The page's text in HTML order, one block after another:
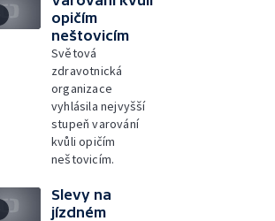
opičím
neštovicím
Světová
zdravotnická
organizace
vyhlásila nejvyšší
stupeň varování
kvůli opičím
neštovicím.
Slevy na
jízdném